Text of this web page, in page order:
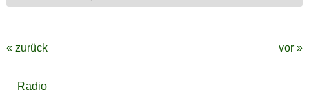
« zurück vor »
Radio